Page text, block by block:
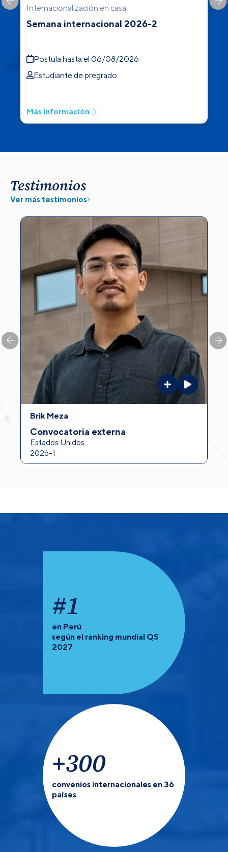
Internacionalización en casa
Semana internacional 2026-2
Postula hasta el 06/08/2026
Estudiante de pregrado
Más información
Testimonios
Ver más testimonios
Brik Meza
Convocatoria externa
Estados Unidos
2026-1
#1
en Perú
según el ranking mundial QS
2027
+300
convenios internacionales en 36
países